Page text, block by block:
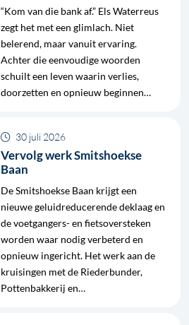
“Kom van die bank af.” Els Waterreus
zegt het met een glimlach. Niet
belerend, maar vanuit ervaring.
Achter die eenvoudige woorden
schuilt een leven waarin verlies,
doorzetten en opnieuw beginnen…
Vervolg werk Smitshoekse
Baan
30 juli 2026
De Smitshoekse Baan krijgt een
nieuwe geluidreducerende deklaag en
de voetgangers- en fietsoversteken
worden waar nodig verbeterd en
opnieuw ingericht. Het werk aan de
kruisingen met de Riederbunder,
Pottenbakkerij en…